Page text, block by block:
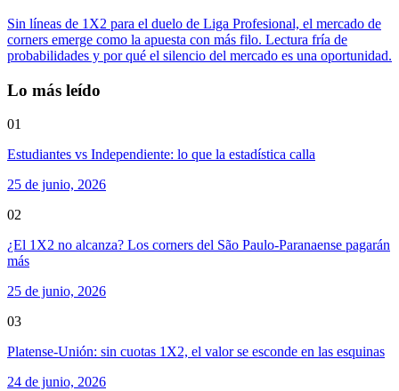
Sin líneas de 1X2 para el duelo de Liga Profesional, el mercado de
corners emerge como la apuesta con más filo. Lectura fría de
probabilidades y por qué el silencio del mercado es una oportunidad.
Lo más leído
01
Estudiantes vs Independiente: lo que la estadística calla
25 de junio, 2026
02
¿El 1X2 no alcanza? Los corners del São Paulo-Paranaense pagarán
más
25 de junio, 2026
03
Platense-Unión: sin cuotas 1X2, el valor se esconde en las esquinas
24 de junio, 2026